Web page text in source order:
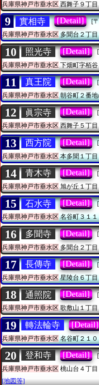
兵庫県神戸市垂水区西舞子９丁
9 實相寺 [Detail]
[
兵庫県神戸市垂水区多聞台２丁
10 照光寺 [Detail]
兵庫県神戸市垂水区 下畑町字栢
11 真王院 [Detail]
兵庫県神戸市垂水区朝谷町２番地
12 眞宗寺 [Detail]
兵庫県神戸市垂水区西舞子５丁
13 西方院 [Detail]
兵庫県神戸市垂水区本多聞１丁
14 青木寺 [Detail]
兵庫県神戸市垂水区 旭が丘１丁
15 石水寺 [Detail]
兵庫県神戸市垂水区名谷町３１１
16 多聞寺 [Detail]
兵庫県神戸市垂水区 多聞台２丁
17 長傳寺 [Detail]
兵庫県神戸市垂水区星陵台６丁
18 通照院 [Detail]
兵庫県神戸市垂水区歌敷山１丁
19 轉法輪寺 [Detail]
兵庫県神戸市垂水区名谷町２１０
20 登和寺 [Detail]
兵庫県神戸市垂水区 桃山台４丁
[地図等]